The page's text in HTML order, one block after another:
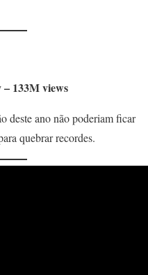
– 133M views
deste ano não poderiam ficar
quebrar recordes.